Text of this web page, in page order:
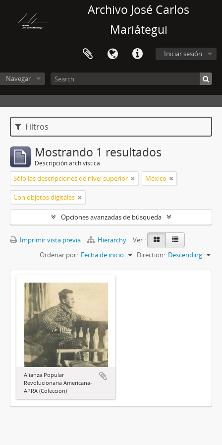
Archivo José Carlos
Mariátegui
Iniciar sesión
Navegar
Filtros
Mostrando 1 resultados
Descripción archivística
Sólo las descripciones de nivel superior México
Con objetos digitales
Opciones avanzadas de búsqueda
Imprimir vista previa Hierarchy
Ver :
Ordenar por: Fecha de inicio Direction: Descending
Alianza Popular
Revolucionaria Americana-
APRA (Colección)